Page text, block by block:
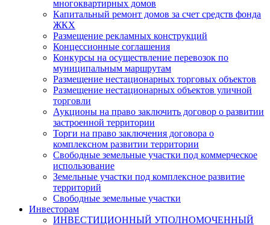
многоквартирных домов
Капитальный ремонт домов за счет средств фонда
ЖКХ
Размещение рекламных конструкций
Концессионные соглашения
Конкурсы на осуществление перевозок по
муниципальным маршрутам
Размещение нестационарных торговых объектов
Размещение нестационарных объектов уличной
торговли
Аукционы на право заключить договор о развитии
застроенной территории
Торги на право заключения договора о
комплексном развитии территории
Свободные земельные участки под коммерческое
использование
Земельные участки под комплексное развитие
территорий
Свободные земельные участки
Инвесторам
ИНВЕСТИЦИОННЫЙ УПОЛНОМОЧЕННЫЙ